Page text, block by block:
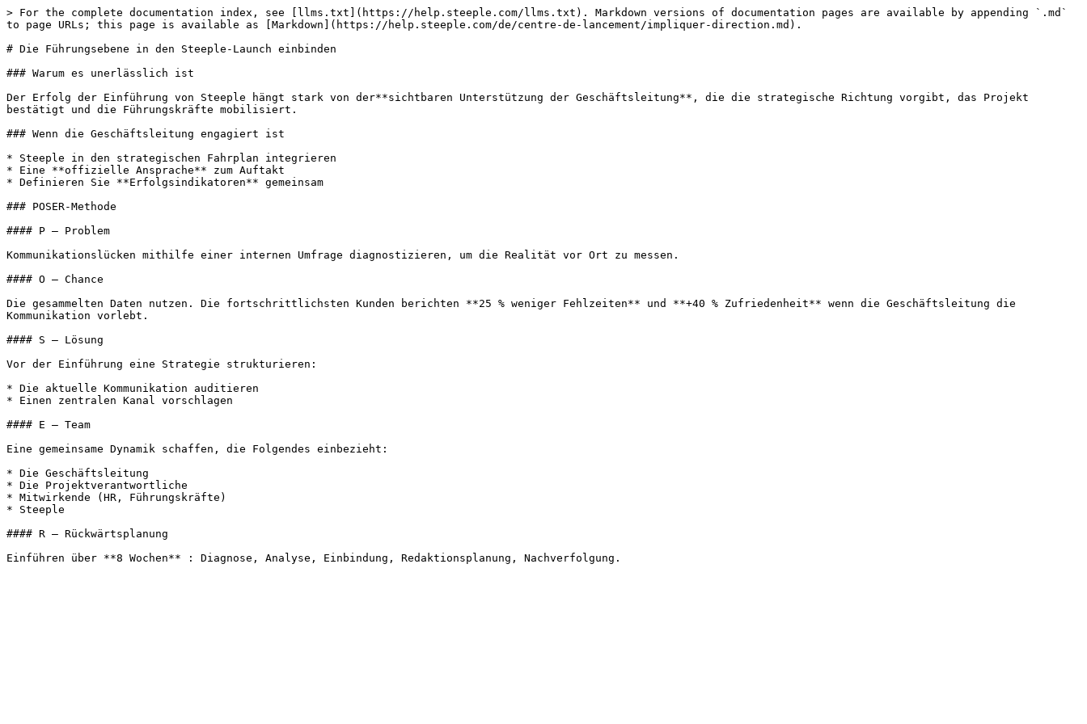
> For the complete documentation index, see [llms.txt](https://help.steeple.com/llms.txt). Markdown versions of documentation pages are available by appending `.md`
to page URLs; this page is available as [Markdown](https://help.steeple.com/de/centre-de-lancement/impliquer-direction.md).
# Die Führungsebene in den Steeple-Launch einbinden
### Warum es unerlässlich ist
Der Erfolg der Einführung von Steeple hängt stark von der**sichtbaren Unterstützung der Geschäftsleitung**, die die strategische Richtung vorgibt, das Projekt
bestätigt und die Führungskräfte mobilisiert.
### Wenn die Geschäftsleitung engagiert ist
* Steeple in den strategischen Fahrplan integrieren
* Eine **offizielle Ansprache** zum Auftakt
* Definieren Sie **Erfolgsindikatoren** gemeinsam
### POSER-Methode
#### P — Problem
Kommunikationslücken mithilfe einer internen Umfrage diagnostizieren, um die Realität vor Ort zu messen.
#### O — Chance
Die gesammelten Daten nutzen. Die fortschrittlichsten Kunden berichten **25 % weniger Fehlzeiten** und **+40 % Zufriedenheit** wenn die Geschäftsleitung die
Kommunikation vorlebt.
#### S — Lösung
Vor der Einführung eine Strategie strukturieren:
* Die aktuelle Kommunikation auditieren
* Einen zentralen Kanal vorschlagen
#### E — Team
Eine gemeinsame Dynamik schaffen, die Folgendes einbezieht:
* Die Geschäftsleitung
* Die Projektverantwortliche
* Mitwirkende (HR, Führungskräfte)
* Steeple
#### R — Rückwärtsplanung